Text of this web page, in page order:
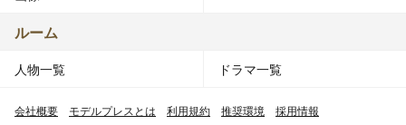
ルーム
人物一覧 ドラマ一覧
会社概要 モデルプレスとは 利用規約 推奨環境 採用情報